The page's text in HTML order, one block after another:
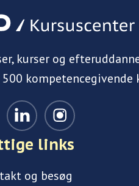
kurser og
kompetencegivende
links
og besøg